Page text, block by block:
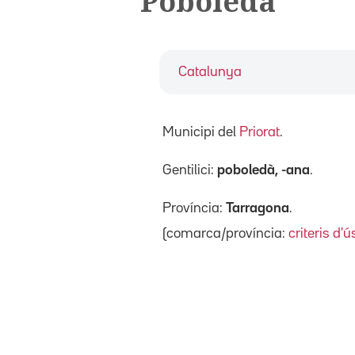
Catalunya
Municipi del Priorat.
Gentilici: poboledà, -ana.
Província: Tarragona.
(comarca/província: criteris